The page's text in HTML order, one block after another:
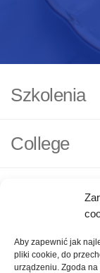
Aby zapewnić jak
pliki cookie, do
urządzeniu. Zgoda
Szkolenia
College